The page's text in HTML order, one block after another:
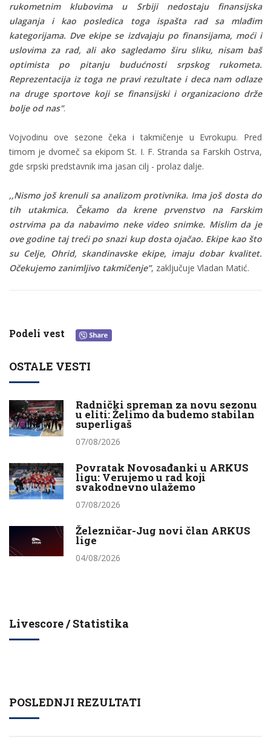
rukometnim klubovima u Srbiji nedostaju finansijska
ulaganja i kao posledica toga ispašta rad sa mlađim
kategorijama. Dve ekipe se izdvajaju po finansijama, moći i
uslovima za rad, ali ako sagledamo širu sliku, nisam baš
optimista po pitanju budućnosti srpskog rukometa.
Reprezentacija iz toga ne pravi rezultate i deca nam odlaze
na druge sportove koji se finansijski i organizaciono drže
bolje od nas".
Vojvodinu ove sezone čeka i takmičenje u Evrokupu. Pred
timom je dvomeč sa ekipom St. I. F. Stranda sa Farskih Ostrva,
gde srpski predstavnik ima jasan cilj - prolaz dalje.
,,Nismo još krenuli sa analizom protivnika. Ima još dosta do
tih utakmica. Čekamo da krene prvenstvo na Farskim
ostrvima pa da nabavimo neke video snimke. Mislim da je
ove godine taj treći po snazi kup dosta ojačao. Ekipe kao što
su Celje, Ohrid, skandinavske ekipe, imaju dobar kvalitet.
Očekujemo zanimljivo takmičenje”, zaključuje Vladan Matić.
Podeli vest
OSTALE VESTI
Radnički spreman za novu sezonu
u eliti: Želimo da budemo stabilan
superligaš
07/08/2026
Povratak Novosađanki u ARKUS
ligu: Verujemo u rad koji
svakodnevno ulažemo
07/08/2026
Železničar-Jug novi član ARKUS
lige
04/08/2026
Livescore / Statistika
POSLEDNJI REZULTATI